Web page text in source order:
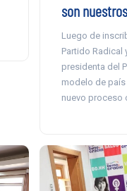
son
Luego de
Partido Radical
presidenta del
modelo de país
nuevo proceso